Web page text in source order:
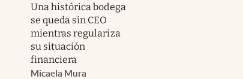
Una histórica bodega
se queda sin CEO
mientras regulariza
su situación
financiera
Micaela Mura